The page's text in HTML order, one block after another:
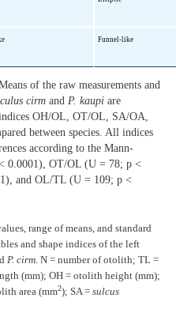
Funnel-like
of the raw measurements and
cirm and P. kaupi are
OH/OL, OT/OL, SA/OA,
between species. All indices
according to the Mann-
0.0001), OT/OL (U = 78; p <
and OL/TL (U = 109; p <
range of means, and standard
and shape indices of the left
P. cirm . N = number of otolith; TL =
(mm); OH = otolith height (mm);
area (mm2); SA = sulcus